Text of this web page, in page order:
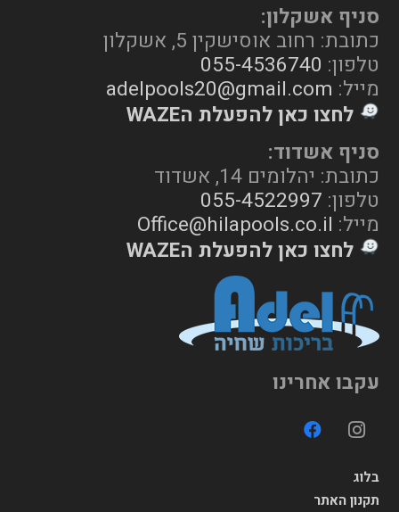
סניף אשקלון:
כתובת: רחוב אוסישקין 5, אשקלון
טלפון: 055-4536740
מייל: adelpools20@gmail.com
לחצו כאן להפעלת הWAZE
סניף אשדוד:
כתובת: יהלומים 14, אשדוד
טלפון: 055-4522997
מייל: Office@hilapools.co.il
לחצו כאן להפעלת הWAZE
עקבו אחרינו
בלוג
תקנון האתר